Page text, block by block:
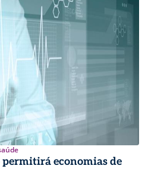
economias de